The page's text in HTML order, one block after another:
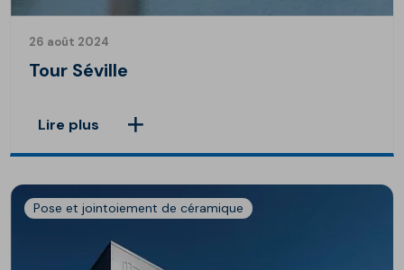
26 août 2024
Tour Séville
Lire plus
Pose et jointoiement de céramique